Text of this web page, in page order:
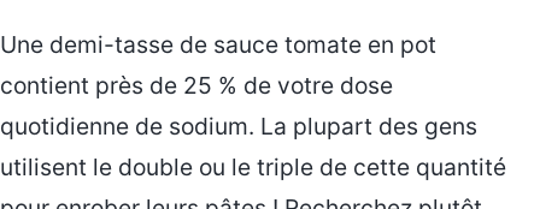
Une demi-tasse de sauce tomate en pot
contient près de 25 % de votre dose
quotidienne de sodium. La plupart des gens
utilisent le double ou le triple de cette quantité